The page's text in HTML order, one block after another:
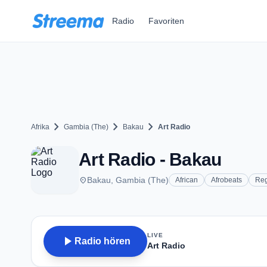
Radio Favoriten
Afrika chevron_right Gambia (The) chevron_right Bakau chevron_right Art Radio
Art Radio - Bakau
placeBakau, Gambia (The) African Afrobeats
play_arrow Radio hören
LIVE
Art Radio